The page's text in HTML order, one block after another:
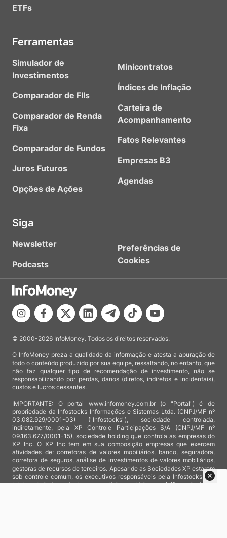
ETFs
Ferramentas
Simulador de
Investimentos
Comparador de FIIs
Comparador de Renda
Fixa
Comparador de Fundos
Juros Futuros
Opções de Ações
Minicontratos
Índices de Inflação
Carteira de
Acompanhamento
Fatos Relevantes
Empresas B3
Agendas
Siga
Newsletter
Podcasts
Preferências de
Cookies
© 2000-2026 InfoMoney. Todos os direitos reservados.
O InfoMoney preza a qualidade da informação e atesta a apuração de
todo o conteúdo produzido por sua equipe, ressaltando, no entanto, que
não faz qualquer tipo de recomendação de investimento, não se
responsabilizando por perdas, danos (diretos, indiretos e incidentais),
custos e lucros cessantes.
IMPORTANTE: O portal www.infomoney.com.br (o "Portal") é de
propriedade da Infostocks Informações e Sistemas Ltda. (CNPJ/MF nº
03.082.929/0001-03) ("Infostocks"), sociedade controlada,
indiretamente, pela XP Controle Participações S/A (CNPJ/MF nº
09.163.677/0001-15), sociedade holding que controla as empresas do
XP Inc. O XP Inc tem em sua composição empresas que exercem
atividades de: corretoras de valores mobiliários, banco, seguradora,
corretora de seguros, análise de investimentos de valores mobiliários,
gestoras de recursos de terceiros. Apesar de as Sociedades XP estarem
sob controle comum, os executivos responsáveis pela Infostocks são
totalmente independentes e as notícias, matérias e opiniões veiculadas